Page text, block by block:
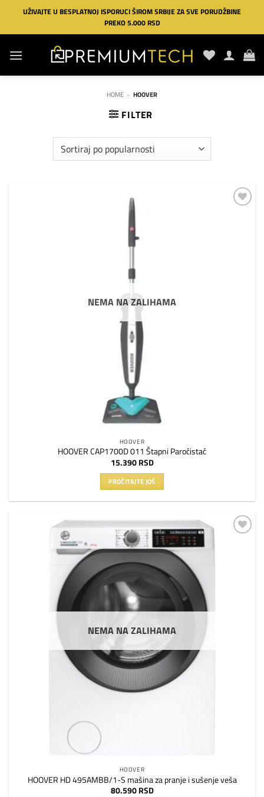
Preskoči
sadržaj
UŽIVAJTE U BESPLATNOJ ISPORUCI ŠIROM SRBIJE ZA SVE PORUDŽBINE
PREKO 5.000 RSD
HOME » HOOVER
FILTER
NEMA NA ZALIHAMA
HOOVER
HOOVER CAP1700D 011 Štapni Paročistač
15.390 RSD
PROČITAJTE JOŠ
NEMA NA ZALIHAMA
HOOVER
HOOVER HD 495AMBB/1-S mašina za pranje i sušenje veša
80.590 RSD